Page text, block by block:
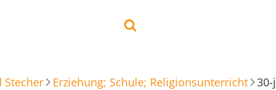
Stecher Erziehung; Schule; Religionsunterricht